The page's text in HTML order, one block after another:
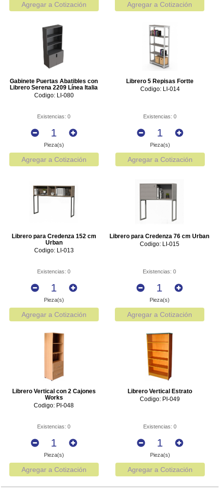
Agregar a Cotización Agregar a Cotización
Gabinete Puertas Abatibles con
Librero Serena 2209 Línea Italia
Codigo: LI-080
Existencias: 0
Pieza(s)
Agregar a Cotización
Librero 5 Repisas Fortte
Codigo: LI-014
Existencias: 0
Pieza(s)
Agregar a Cotización
Librero para Credenza 152 cm
Urban
Codigo: LI-013
Existencias: 0
Pieza(s)
Agregar a Cotización
Librero para Credenza 76 cm Urban
Codigo: LI-015
Existencias: 0
Pieza(s)
Agregar a Cotización
Librero Vertical con 2 Cajones
Works
Codigo: PI-048
Existencias: 0
Pieza(s)
Agregar a Cotización
Librero Vertical Estrato
Codigo: PI-049
Existencias: 0
Pieza(s)
Agregar a Cotización